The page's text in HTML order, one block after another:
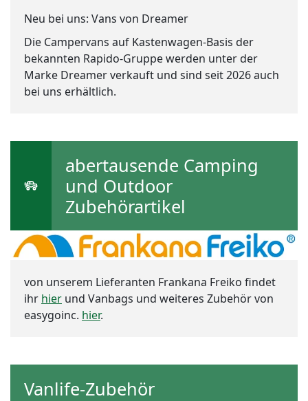
Neu bei uns: Vans von Dreamer
Die Campervans auf Kastenwagen-Basis der
bekannten Rapido-Gruppe werden unter der
Marke Dreamer verkauft und sind seit 2026 auch
bei uns erhältlich.
abertausende Camping
und Outdoor
Zubehörartikel
von unserem Lieferanten Frankana Freiko findet
ihr hier und Vanbags und weiteres Zubehör von
easygoinc. hier.
Vanlife-Zubehör